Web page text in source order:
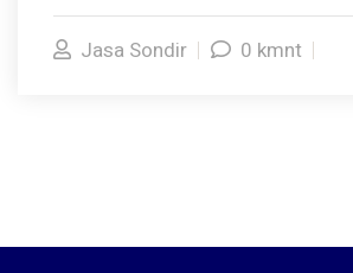
Jasa Sondir 0 kmnt